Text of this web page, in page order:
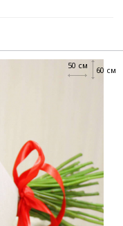
60 см
50 см